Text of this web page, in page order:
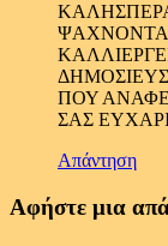
ΠΟΥ
ΣΑΣ
Απάντηση
Αφήστε μια